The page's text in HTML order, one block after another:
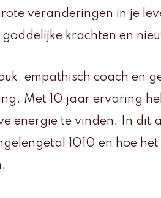
veranderingen in je
krachten en
empathisch coach en
Met 10 jaar ervaring
energie te vinden. In dit
1010 en hoe